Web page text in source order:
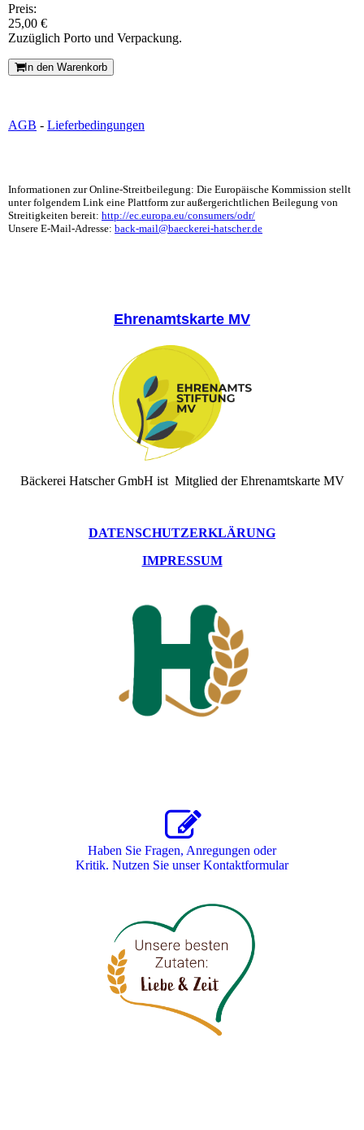
Preis:
25,00 €
Zuzüglich Porto und Verpackung.
In den Warenkorb
AGB - Lieferbedingungen
Informationen zur Online-Streitbeilegung: Die Europäische Kommission stellt
unter folgendem Link eine Plattform zur außergerichtlichen Beilegung von
Streitigkeiten bereit: http://ec.europa.eu/consumers/odr/
Unsere E-Mail-Adresse: back-mail@baeckerei-hatscher.de
Ehrenamtskarte MV
Bäckerei Hatscher GmbH ist Mitglied der Ehrenamtskarte MV
DATENSCHUTZERKLÄRUNG
IMPRESSUM
Haben Sie Fragen, Anregungen oder
Kritik. Nutzen Sie unser Kon­takt­for­mu­lar